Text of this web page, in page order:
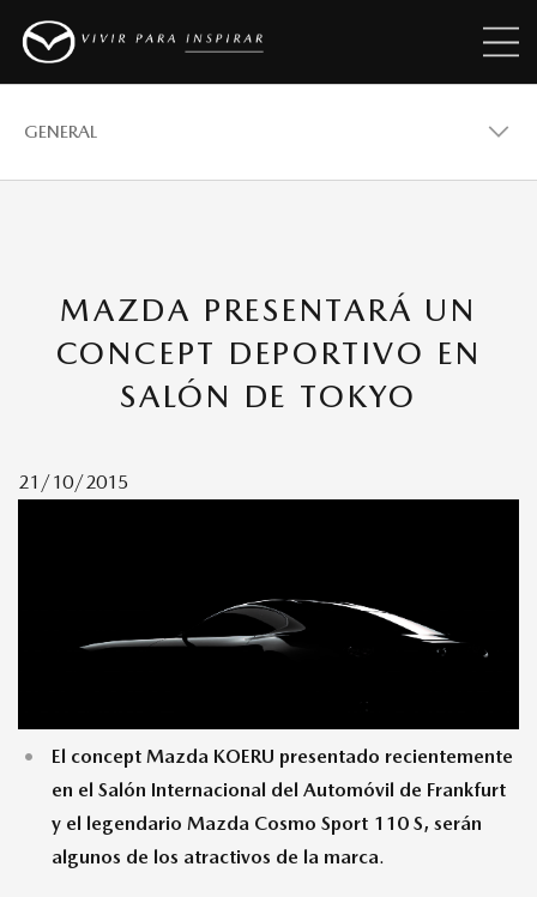
GENERAL
VEHÍCULOS
MAZDA PRESENTARÁ UN
CONCEPT DEPORTIVO EN
SALÓN DE TOKYO
21/10/2015
El concept Mazda KOERU presentado recientemente
en el Salón Internacional del Automóvil de Frankfurt
y el legendario Mazda Cosmo Sport 110 S, serán
algunos de los atractivos de la marca.